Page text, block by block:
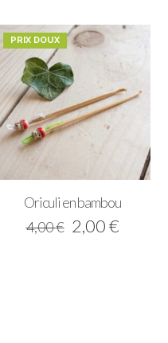
PRIX DOUX
Oriculi en bambou
4,00€ Le
2,00€Le